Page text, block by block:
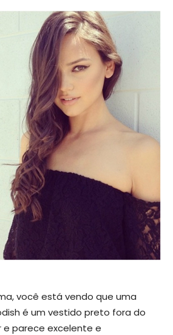
você está vendo que uma
é um vestido preto fora do
parece excelente e